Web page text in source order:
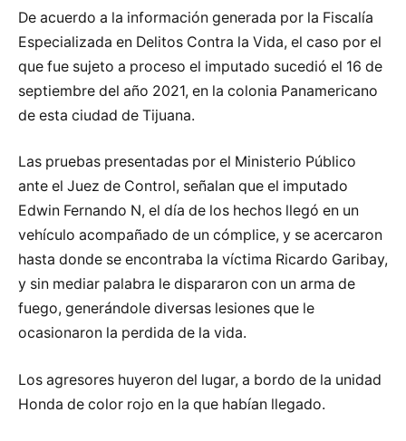
De acuerdo a la información generada por la Fiscalía
Especializada en Delitos Contra la Vida, el caso por el
que fue sujeto a proceso el imputado sucedió el 16 de
septiembre del año 2021, en la colonia Panamericano
de esta ciudad de Tijuana.
Las pruebas presentadas por el Ministerio Público
ante el Juez de Control, señalan que el imputado
Edwin Fernando N, el día de los hechos llegó en un
vehículo acompañado de un cómplice, y se acercaron
hasta donde se encontraba la víctima Ricardo Garibay,
y sin mediar palabra le dispararon con un arma de
fuego, generándole diversas lesiones que le
ocasionaron la perdida de la vida.
Los agresores huyeron del lugar, a bordo de la unidad
Honda de color rojo en la que habían llegado.